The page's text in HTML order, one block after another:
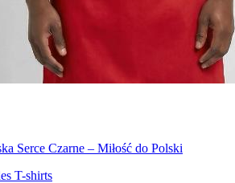
Serce Czarne – Miłość do Polski
T-shirts